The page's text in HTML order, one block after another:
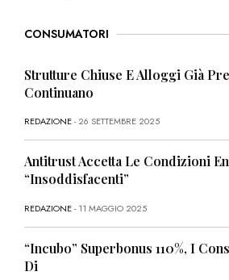
CONSUMATORI
Strutture Chiuse E Alloggi Già
Continuano
REDAZIONE- 26 SETTEMBRE 2025
Antitrust Accetta Le Condizioni
“Insoddisfacenti”
REDAZIONE- 11 MAGGIO 2025
“Incubo” Superbonus 110%, I
Di